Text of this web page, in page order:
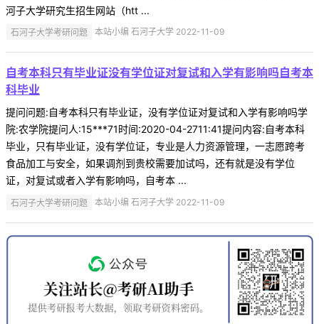
河子大学研究生招生网站（htt ...
石河子大学考研问题 本站小编 石河子大学 2022-11-09
自考本科只有毕业证没有学位证对复试和入学有影响吗自考本
科毕业
提问问题:自考本科只有毕业证，没有学位证对复试和入学有影响吗学
院:农学院提问人:15***71时间:2020-04-2711:41提问内容:自考本科
毕业，只有毕业证，没有学位证，专业是人力资源管理，一志愿跨考
食品加工与安全，如果调剂到贵校需要加试吗，还有就是没有学位
证，对复试或者入学有影响吗，自考本 ...
石河子大学考研问题 本站小编 石河子大学 2022-11-09